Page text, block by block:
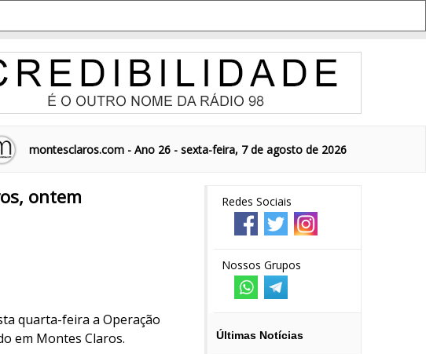
montesclaros.com - Ano 26 - sexta-feira, 7 de agosto de 2026
Redes Sociais
Nossos Grupos
Últimas Notícias
ontem
quarta-feira a Operação
em Montes Claros.